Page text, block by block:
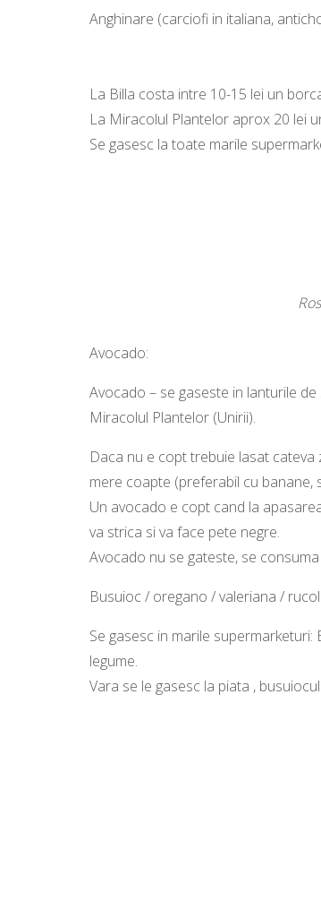
Anghinare (carciofi in italiana,
La Billa costa intre 10-15 lei un
La Miracolul Plantelor aprox 20 lei
Se gasesc la toate marile
Avocado:
Avocado – se gaseste in lanturile
Miracolul Plantelor (Unirii).
Daca nu e copt trebuie lasat
mere coapte (preferabil cu banane,
Un avocado e copt cand la
va strica si va face pete negre.
Avocado nu se gateste, se
Busuioc / oregano / valeriana /
Se gasesc in marile supermarketuri:
legume.
Vara se le gasesc la piata ,